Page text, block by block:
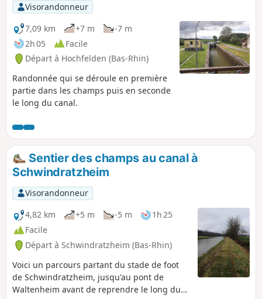
Visorandonneur
7,09 km
+7 m
-7 m
2h 05
Facile
Départ à Hochfelden (Bas-Rhin)
Randonnée qui se déroule en première
partie dans les champs puis en seconde
le long du canal.
Sentier des champs au canal à
Schwindratzheim
Visorandonneur
4,82 km
+5 m -5 m
1h 25
Facile
Départ à Schwindratzheim (Bas-Rhin)
Voici un parcours partant du stade de foot
de Schwindratzheim, jusqu'au pont de
Waltenheim avant de reprendre le long du